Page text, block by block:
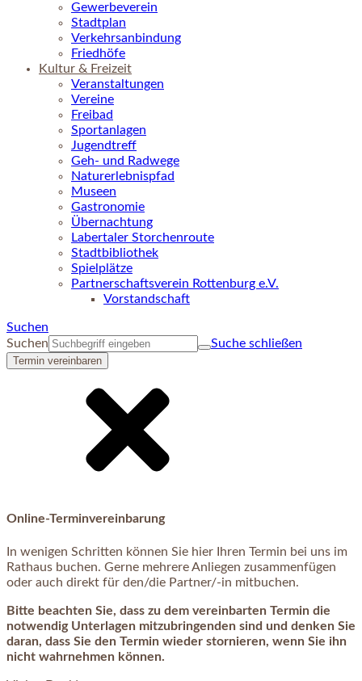
Gewerbeverein
Stadtplan
Verkehrsanbindung
Friedhöfe
Kultur & Freizeit
Veranstaltungen
Vereine
Freibad
Sportanlagen
Jugendtreff
Geh- und Radwege
Naturerlebnispfad
Museen
Gastronomie
Übernachtung
Labertaler Storchenroute
Stadtbibliothek
Spielplätze
Partnerschaftsverein Rottenburg e.V.
Vorstandschaft
Suchen
Suchen
Suche schließen
Termin vereinbaren
Online-Terminvereinbarung
In wenigen Schritten können Sie hier Ihren Termin bei uns im
Rathaus buchen. Gerne mehrere Anliegen zusammenfügen
oder auch direkt für den/die Partner/-in mitbuchen.
Bitte beachten Sie, dass zu dem vereinbarten Termin die
notwendig Unterlagen mitzubringenden sind und denken Sie
daran, dass Sie den Termin wieder stornieren, wenn Sie ihn
nicht wahrnehmen können.